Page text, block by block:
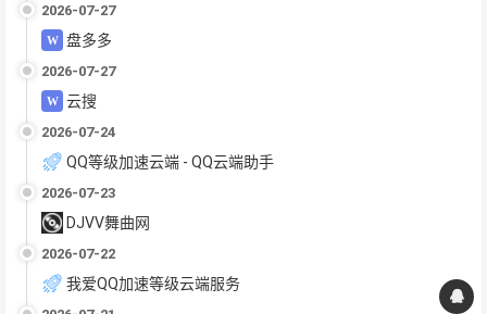
2026-07-27
盘多多
2026-07-27
云搜
2026-07-24
QQ等级加速云端 - QQ云端助手
2026-07-23
DJVV舞曲网
2026-07-22
我爱QQ加速等级云端服务